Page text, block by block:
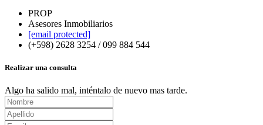
PROP
Asesores Inmobiliarios
[email protected]
(+598) 2628 3254 / 099 884 544
Realizar una consulta
Algo ha salido mal, inténtalo de nuevo mas tarde.